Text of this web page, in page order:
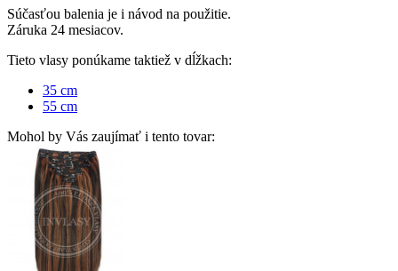
Súčasťou balenia je i návod na použitie.
Záruka 24 mesiacov.
Tieto vlasy ponúkame taktiež v dĺžkach:
35 cm
55 cm
Mohol by Vás zaujímať i tento tovar: